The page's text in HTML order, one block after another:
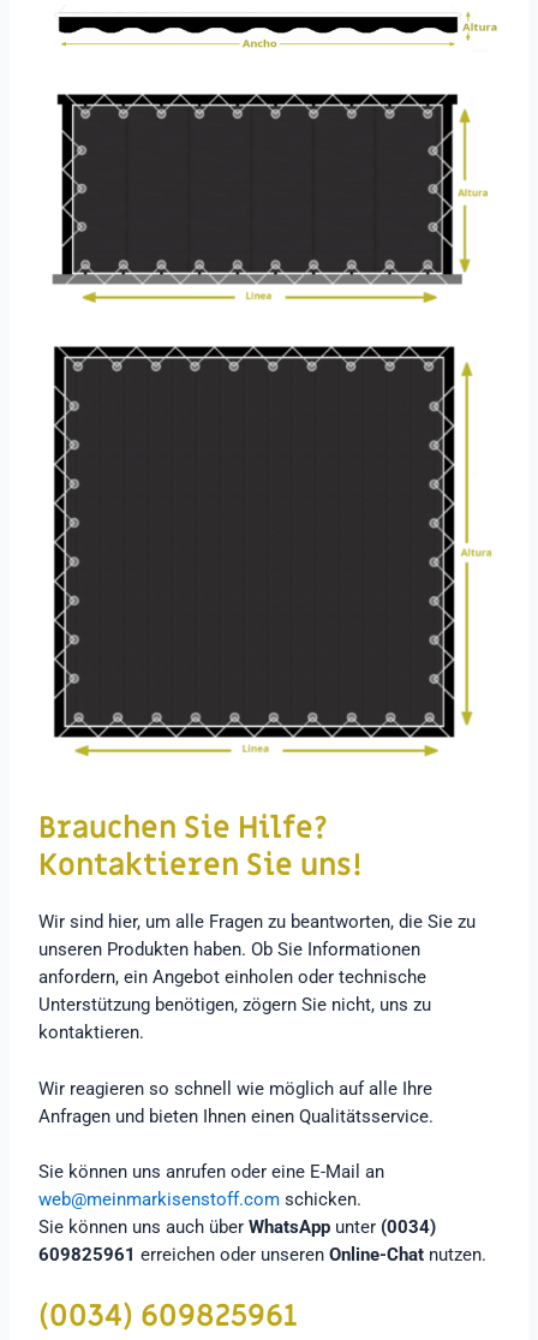
Brauchen Sie Hilfe?
Kontaktieren Sie uns!
Wir sind hier, um alle Fragen zu beantworten, die Sie zu
unseren Produkten haben. Ob Sie Informationen
anfordern, ein Angebot einholen oder technische
Unterstützung benötigen, zögern Sie nicht, uns zu
kontaktieren.
Wir reagieren so schnell wie möglich auf alle Ihre
Anfragen und bieten Ihnen einen Qualitätsservice.
Sie können uns anrufen oder eine E-Mail an
web@meinmarkisenstoff.com schicken.
Sie können uns auch überWhatsApp unter (0034)
609825961 erreichen oder unserenOnline-Chat nutzen.
(0034) 609825961